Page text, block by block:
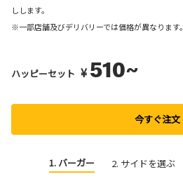
しします。
※一部店舗及びデリバリーでは価格が異なります。
ハッピーセット ¥ 510~
今すぐ注文
1. バーガー 2. サイドを選ぶ